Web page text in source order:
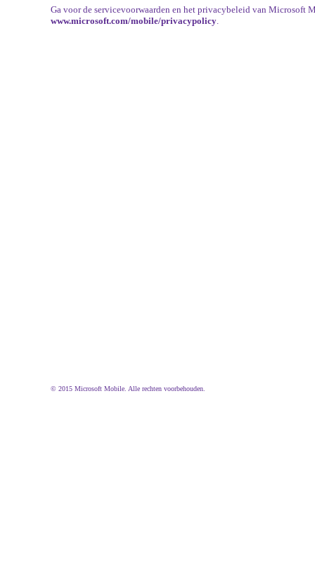
Ga voor de servicevoorwaarden en het privacybeleid van Microsoft
www.microsoft.com/mobile/privacypolicy.
© 2015 Microsoft Mobile. Alle rechten voorbehouden.